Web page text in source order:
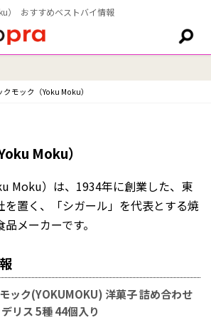
） おすすめベストバイ情報
クモック（Yoku Moku）
Moku）
Moku）は、1934年に創業した、東
を置く、「シガール」を代表とする焼
メーカーです。
ック(YOKUMOKU) 洋菓子 詰め合わせ
リス 5種 44個入り